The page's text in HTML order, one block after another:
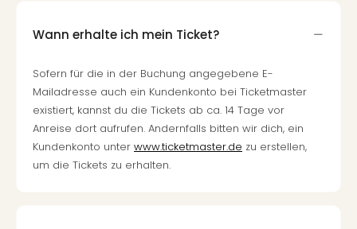
Wann erhalte ich mein Ticket?
Sofern für die in der Buchung angegebene E-
Mailadresse auch ein Kundenkonto bei Ticketmaster
existiert, kannst du die Tickets ab ca. 14 Tage vor
Anreise dort aufrufen. Andernfalls bitten wir dich, ein
Kundenkonto unter www.ticketmaster.de zu erstellen,
um die Tickets zu erhalten.